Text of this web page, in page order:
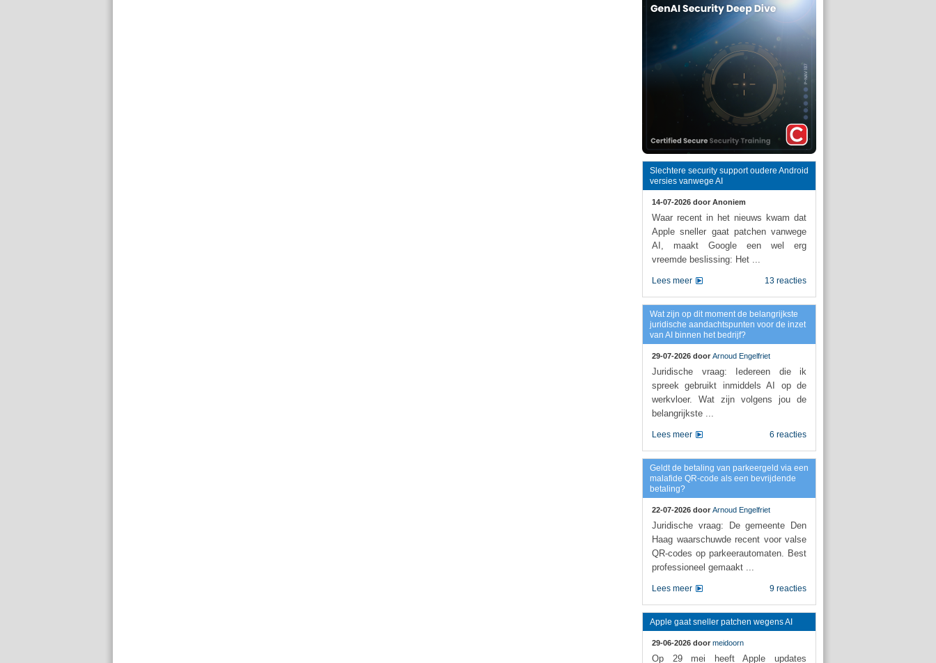
Slechtere security support oudere Android
versies vanwege AI
14-07-2026 door Anoniem
Waar recent in het nieuws kwam dat
Apple sneller gaat patchen vanwege
AI, maakt Google een wel erg
vreemde beslissing: Het ...
13 reacties
Lees meer
Wat zijn op dit moment de belangrijkste
juridische aandachtspunten voor de inzet
van AI binnen het bedrijf?
29-07-2026 door Arnoud Engelfriet
Juridische vraag: Iedereen die ik
spreek gebruikt inmiddels AI op de
werkvloer. Wat zijn volgens jou de
belangrijkste ...
6 reacties
Lees meer
Geldt de betaling van parkeergeld via een
malafide QR-code als een bevrijdende
betaling?
22-07-2026 door Arnoud Engelfriet
Juridische vraag: De gemeente Den
Haag waarschuwde recent voor valse
QR-codes op parkeerautomaten. Best
professioneel gemaakt ...
9 reacties
Lees meer
Apple gaat sneller patchen wegens AI
29-06-2026 door meidoorn
Op 29 mei heeft Apple updates